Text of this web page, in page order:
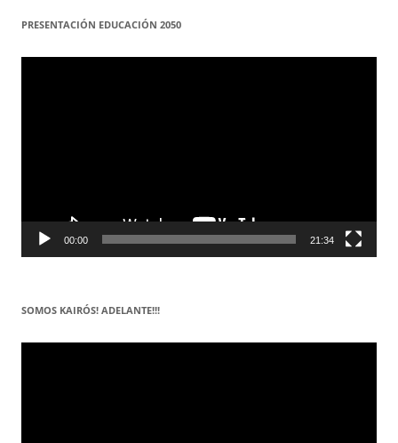
PRESENTACIÓN EDUCACIÓN 2050
Reproductor
00:00 21:34
SOMOS KAIRÓS! ADELANTE!!!
Reproductor